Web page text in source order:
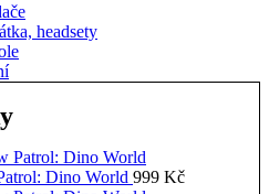
headsety
Dino World 999 Kč